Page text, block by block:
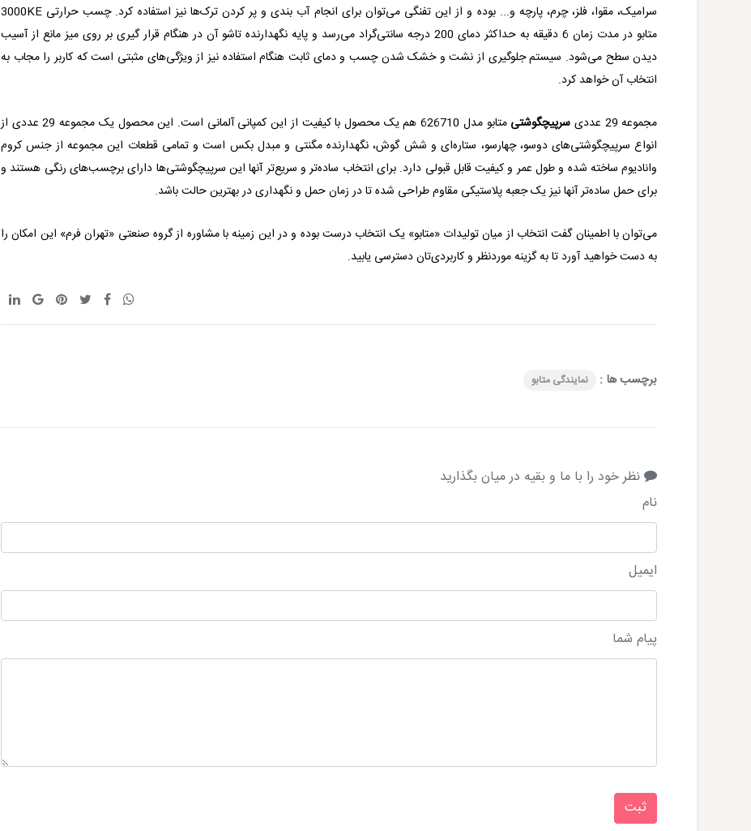
سرامیک، مقوا، فلز، چرم، پارچه و... بوده و از این تفنگی می‌توان برای انجام آب بندی و پر کردن ترک‌ها نیز استفاده کرد. چسب حرارتیKE
3000
متابو در مدت زمان 6 دقیقه به حداکثر دمای 200 درجه سانتی‌گراد می‌رسد و پایه نگهدارنده تاشو آن در هنگام قرار گیری بر روی میز مانع از آسیب
دیدن سطح می‌شود. سیستم جلوگیری از نشت و خشک شدن چسب و دمای ثابت هنگام استفاده نیز از ویژگی‌های مثبتی است که کاربر را مجاب به
انتخاب آن خواهد کرد.
مجموعه 29 عددی سرپیچگوشتی
متابو مدل 626710 هم یک محصول با کیفیت از این کمپانی آلمانی است. این محصول یک مجموعه 29 عددی از
انواع سرپیچگوشتی‌های دوسو، چهارسو، ستاره‌ای و شش گوش، نگهدارنده مگنتی و مبدل بکس است و تمامی قطعات این مجموعه از جنس کروم
وانادیوم ساخته شده و طول عمر و کیفیت قابل قبولی دارد. برای انتخاب ساده‌تر و سریع‌تر آنها این سرپیچگوشتی‌ها دارای برچسب‌های رنگی هستند و
برای حمل ساده‌تر آنها نیز یک جعبه پلاستیکی مقاوم طراحی شده تا در زمان حمل و نگهداری در بهترین حالت باشد.
می‌توان با اطمینان گفت انتخاب از میان تولیدات «متابو» یک انتخاب درست بوده و در این زمینه با مشاوره از گروه صنعتی «تهران فرم» این امکان را
به دست خواهید آورد تا به گزینه موردنظر و کاربردی‌تان دسترسی یابید.
برچسب ها : نمایندگی متابو
نظر خود را با ما و بقیه در میان بگذارید
نام
ایمیل
پیام شما